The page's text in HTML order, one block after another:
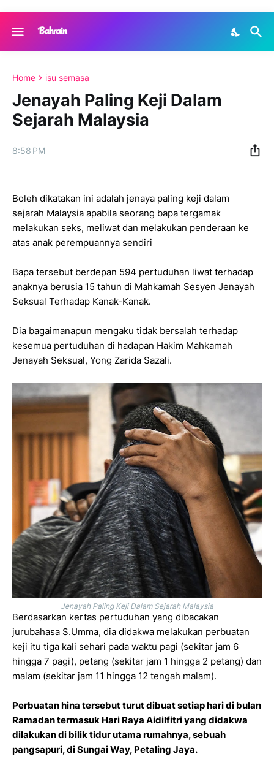
Home isu semasa
Jenayah Paling Keji Dalam
Sejarah Malaysia
8:58 PM
Boleh dikatakan ini adalah jenaya paling keji dalam
sejarah Malaysia apabila seorang bapa tergamak
melakukan seks, meliwat dan melakukan penderaan ke
atas anak perempuannya sendiri
Bapa tersebut berdepan 594 pertuduhan liwat terhadap
anaknya berusia 15 tahun di Mahkamah Sesyen Jenayah
Seksual Terhadap Kanak-Kanak.
Dia bagaimanapun mengaku tidak bersalah terhadap
kesemua pertuduhan di hadapan Hakim Mahkamah
Jenayah Seksual, Yong Zarida Sazali.
Jenayah Paling Keji Dalam Sejarah Malaysia
Berdasarkan kertas pertuduhan yang dibacakan
jurubahasa S.Umma, dia didakwa melakukan perbuatan
keji itu tiga kali sehari pada waktu pagi (sekitar jam 6
hingga 7 pagi), petang (sekitar jam 1 hingga 2 petang) dan
malam (sekitar jam 11 hingga 12 tengah malam).
Perbuatan hina tersebut turut dibuat setiap hari di bulan
Ramadan termasuk Hari Raya Aidilfitri yang didakwa
dilakukan di bilik tidur utama rumahnya, sebuah
pangsapuri, di Sungai Way, Petaling Jaya.